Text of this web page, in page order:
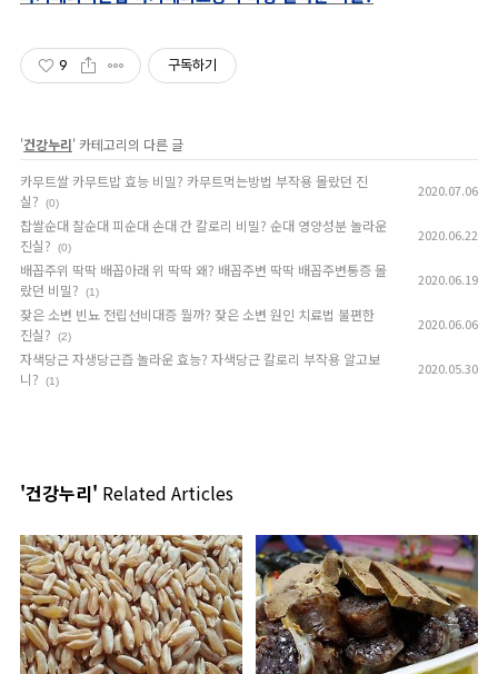
9 구독하기
'건강누리' 카테고리의 다른 글
카무트쌀 카무트밥 효능 비밀? 카무트먹는방법 부작용 몰랐던 진
실?
(0)
2020.07.06
찹쌀순대 찰순대 피순대 손대 간 칼로리 비밀? 순대 영양성분 놀라운
진실?
(0)
2020.06.22
배꼽주위 딱딱 배꼽아래 위 딱딱 왜? 배꼽주변 딱딱 배꼽주변통증 몰
랐던 비밀?
(1)
2020.06.19
잦은 소변 빈뇨 전립선비대증 뭘까? 잦은 소변 원인 치료법 불편한
진실?
(2)
2020.06.06
자색당근 자생당근즙 놀라운 효능? 자색당근 칼로리 부작용 알고보
니?
(1)
2020.05.30
'건강누리' Related Articles